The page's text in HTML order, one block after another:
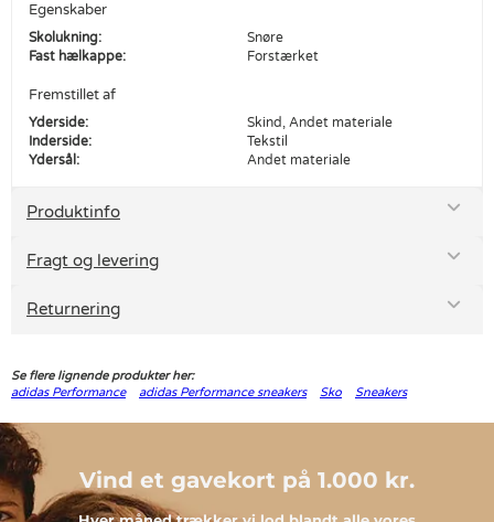
Egenskaber
Skolukning:
Snøre
Fast hælkappe:
Forstærket
Fremstillet af
Yderside:
Skind, Andet materiale
Inderside:
Tekstil
Ydersål:
Andet materiale
Produktinfo
Fragt og levering
Returnering
Se flere lignende produkter her:
adidas Performance
adidas Performance sneakers Sko Sneakers
Vind et gavekort på 1.000 kr.